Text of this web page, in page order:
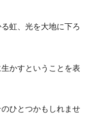
虹、光を大地に下ろ
かすということを表
ひとつかもしれませ